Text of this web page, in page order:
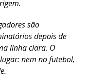
são
depois de
linha clara. O
nem no futebol,